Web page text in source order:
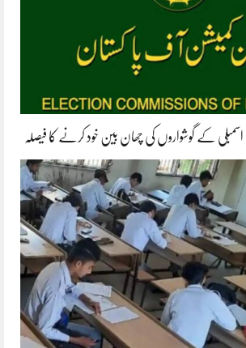
اسمبلی کے گوشواروں کی چھان بین خود کرنے کا فیصلہ